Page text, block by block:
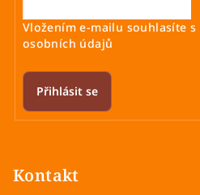
Vložením e-mailu souhlasíte s
osobních údajů
Přihlásit se
Kontakt